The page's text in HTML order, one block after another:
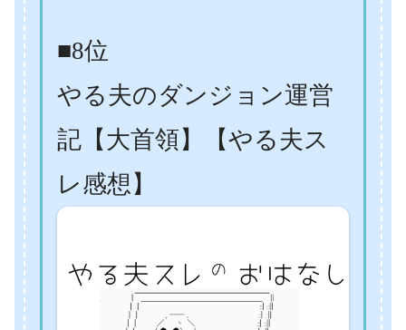
■8位
やる夫のダンジョン運営
記【大首領】【やる夫ス
レ感想】